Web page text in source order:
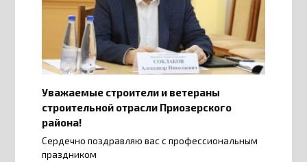
Уважаемые строители и ветераны
строительной отрасли Приозерского
района!
Сердечно поздравляю вас с профессиональным
праздником